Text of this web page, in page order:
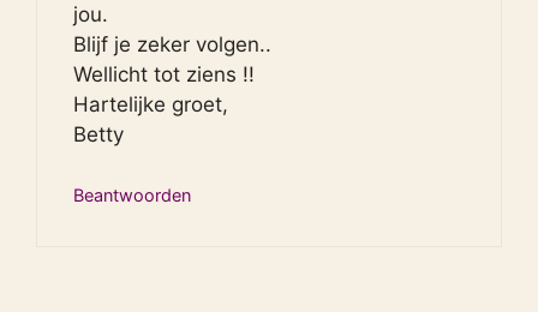
jou.
Blijf je zeker volgen..
Wellicht tot ziens !!
Hartelijke groet,
Betty
Beantwoorden